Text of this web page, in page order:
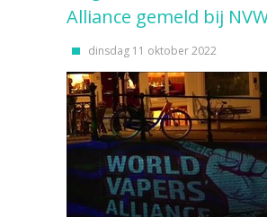
Alliance gemeld bij
dinsdag 11 oktober 2022